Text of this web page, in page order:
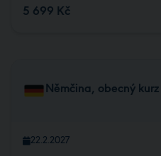
5 699 Kč
Němčina, obecný
22.2.2027